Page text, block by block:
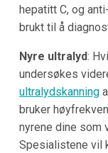
hepatitt C, og
brukt til å
Nyre ultralyd:
undersøkes
ultralydskanning
bruker
nyrene dine som
Spesialistene vil